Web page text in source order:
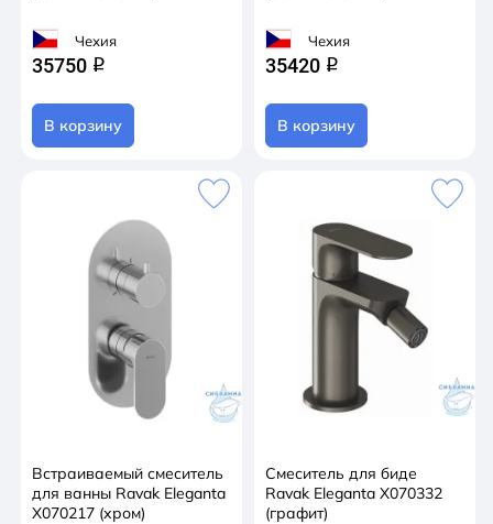
Чехия
35750 q
В корзину
Чехия
35420 q
В корзину
Встраиваемый смеситель
для ванны Ravak Eleganta
X070217 (хром)
Смеситель для биде
Ravak Eleganta X070332
(графит)